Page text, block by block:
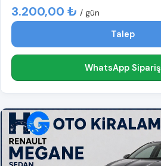
3.200,00 ₺ / gün
Talep
WhatsApp Sipariş